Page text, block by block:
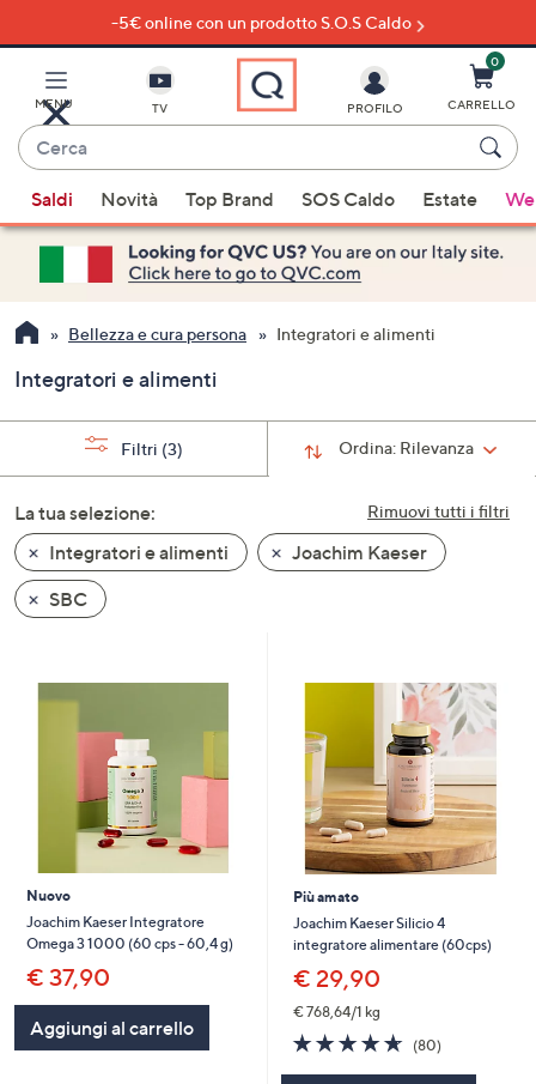
al
principale
-5€ online con un prodotto S.O.S Caldo
MENU TV
Cerca
sono
disponibili
suggerimenti,
usa
i
freccia
su
giù
oppure
scorri
a
sinistra
o
sui
dispositivi
consultarli.
PROFILO
0
CARRELLO
Saldi Novità Top Brand SOS Caldo Estate
Bellezza e cura persona Integratori e alimenti
Integratori e alimenti
Ordina: Rilevanza
Filtri (3)
Rimuovi tutti i filtri
La tua selezione:
Integratori e alimenti
Joachim Kaeser
SBC
Nuovo
Joachim Kaeser Integratore
Omega 3 1000 (60 cps - 60,4 g)
€ 37,90
Aggiungi al carrello
Più amato
Joachim Kaeser Silicio 4
integratore alimentare (60cps)
€ 29,90
€ 768,64/1 kg
4.6
of
(80)80